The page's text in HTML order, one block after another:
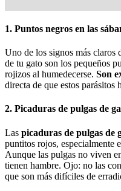
1. Puntos negros en las
Uno de los signos más claros
de tu gato son los pequeños
rojizos al humedecerse. Son
directa de que estos parásitos
2. Picaduras de pulgas de
Las picaduras de pulgas de
puntitos rojos, especialmente
Aunque las pulgas no viven
tienen hambre. Ojo: no las
que son más difíciles de